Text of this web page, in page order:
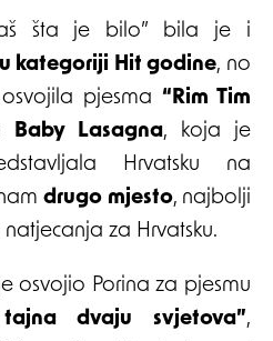
šta je bilo” bila je i
kategoriji Hit godine, no
pjesma“Rim Tim
Baby Lasagna, koja je
Hrvatsku na
drugo mjesto, najbolji
za Hrvatsku.
osvojio Porina za pjesmu
dvaju svjetova”,